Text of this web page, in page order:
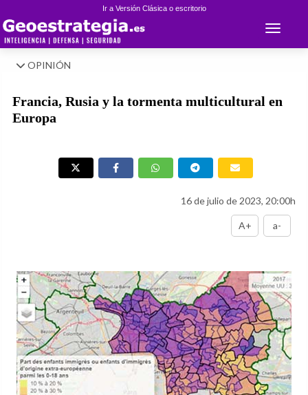
Ir a Versión Clásica o escritorio
Toggle
OPINIÓN
Francia, Rusia y la tormenta multicultural en
Europa
16 de julio de 2023, 20:00h
A+ a-